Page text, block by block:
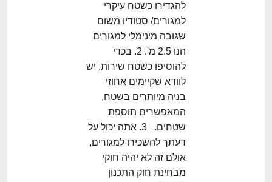
להגדירו כשטח עיקרי
למגורים/ סטודיו משום
שגובה מינימלי למגורים
הנו 2.5 מ'. 2. בכדי
להוסיפו כשטח שירות, יש
לוודא שקיימים אחוזי
בניה מיותרים בשטח,
המאפשרים תוספת
שטחים. 3. אתה יכול על
דעתך להשכירו למגורים,
אולם זה לא יהיה חוקי
מבחינת חוק התכנון